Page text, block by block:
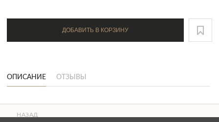
ДОБАВИТЬ В КОРЗИНУ
ОПИСАНИЕ ОТЗЫВЫ
НАЗАД